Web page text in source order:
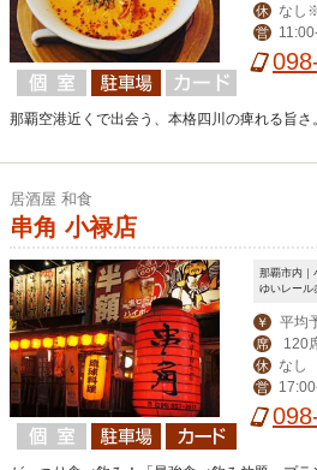
休
を除く
営
那覇空港近くで出会う、本格四川の痺れる旨さ
居酒屋 和食
串角 小禄店
那覇市内｜
ゆいレール
￥ 平均
席 120
休 なし
営